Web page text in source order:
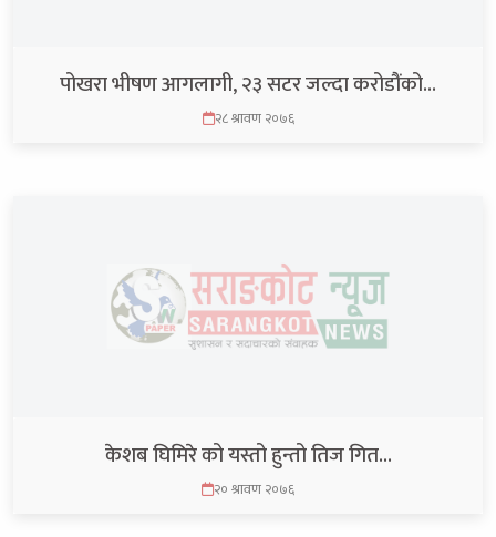
पोखरा भीषण आगलागी, २३ सटर जल्दा करोडौंको…
२८ श्रावण २०७६
केशब घिमिरे को यस्तो हुन्तो तिज गित…
२० श्रावण २०७६